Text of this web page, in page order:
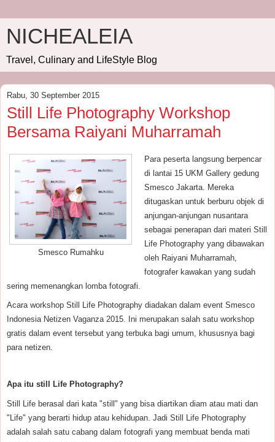
NICHEALEIA
Travel, Culinary and LifeStyle Blog
Rabu, 30 September 2015
Still Life Photography Workshop
Bersama Raiyani Muharramah
Smesco Rumahku
Para peserta langsung berpencar
di lantai 15 UKM Gallery gedung
Smesco Jakarta. Mereka
ditugaskan untuk berburu objek di
anjungan-anjungan nusantara
sebagai penerapan dari materi Still
Life Photography yang dibawakan
oleh Raiyani Muharramah,
fotografer kawakan yang sudah
sering memenangkan lomba fotografi.
Acara workshop Still Life Photography diadakan dalam event Smesco
Indonesia Netizen Vaganza 2015. Ini merupakan salah satu workshop
gratis dalam event tersebut yang terbuka bagi umum, khususnya bagi
para netizen.
Apa itu still Life Photography?
Still Life berasal dari kata "still" yang bisa diartikan diam atau mati dan
"Life" yang berarti hidup atau kehidupan. Jadi Still Life Photography
adalah salah satu cabang dalam fotografi yang membuat benda mati